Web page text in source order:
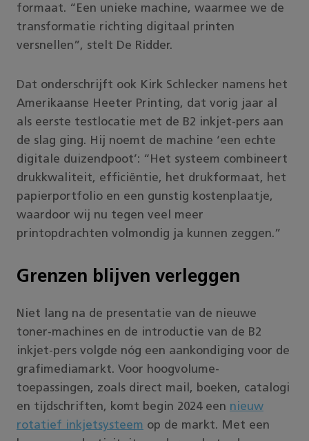
formaat. “Een unieke machine, waarmee we de
transformatie richting digitaal printen
versnellen”, stelt De Ridder.
Dat onderschrijft ook Kirk Schlecker namens het
Amerikaanse Heeter Printing, dat vorig jaar al
als eerste testlocatie met de B2 inkjet-pers aan
de slag ging. Hij noemt de machine ‘een echte
digitale duizendpoot’: “Het systeem combineert
drukkwaliteit, efficiëntie, het drukformaat, het
papierportfolio en een gunstig kostenplaatje,
waardoor wij nu tegen veel meer
printopdrachten volmondig ja kunnen zeggen.”
Grenzen blijven verleggen
Niet lang na de presentatie van de nieuwe
toner-machines en de introductie van de B2
inkjet-pers volgde nóg een aankondiging voor de
grafimediamarkt. Voor hoogvolume-
toepassingen, zoals direct mail, boeken, catalogi
en tijdschriften, komt begin 2024 een nieuw
rotatief inkjetsysteem op de markt. Met een